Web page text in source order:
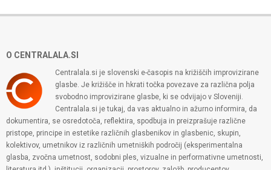
O CENTRALALA.SI
Centralala.si je slovenski e-časopis na križiščih improvizirane
glasbe. Je križišče in hkrati točka povezave za različna polja
svobodno improvizirane glasbe, ki se odvijajo v Sloveniji.
Centralala.si je tukaj, da vas aktualno in ažurno informira, da
dokumentira, se osredotoča, reflektira, spodbuja in preizprašuje različne
pristope, principe in estetike različnih glasbenikov in glasbenic, skupin,
kolektivov, umetnikov iz različnih umetniških področij (eksperimentalna
glasba, zvočna umetnost, sodobni ples, vizualne in performativne umetnosti,